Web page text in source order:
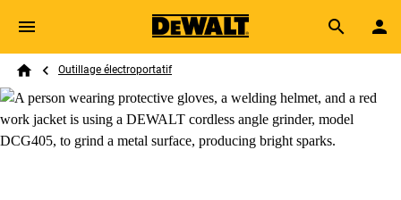
Skip to main content
Search
Breadcrumb
Outillage électroportatif